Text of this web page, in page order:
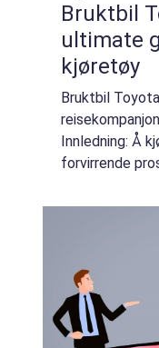
Bruktbil
ultimate
kjøretøy
Bruktbil
Innledning: Å
forvirrende
følgesvenn på